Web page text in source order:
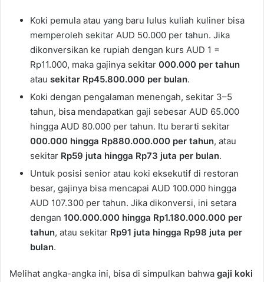
Koki pemula atau yang baru lulus kuliah kuliner bisa
memperoleh sekitar AUD 50.000 per tahun. Jika
dikonversikan ke rupiah dengan kurs AUD 1 =
Rp11.000, maka gajinya sekitar 000.000 per tahun
atau sekitar Rp45.800.000 per bulan.
Koki dengan pengalaman menengah, sekitar 3–5
tahun, bisa mendapatkan gaji sebesar AUD 65.000
hingga AUD 80.000 per tahun. Itu berarti sekitar
000.000 hingga Rp880.000.000 per tahun, atau
sekitar Rp59 juta hingga Rp73 juta per bulan.
Untuk posisi senior atau koki eksekutif di restoran
besar, gajinya bisa mencapai AUD 100.000 hingga
AUD 107.300 per tahun. Jika dikonversi, ini setara
dengan 100.000.000 hingga Rp1.180.000.000 per
tahun, atau sekitar Rp91 juta hingga Rp98 juta per
bulan.
Melihat angka-angka ini, bisa di simpulkan bahwa gaji koki